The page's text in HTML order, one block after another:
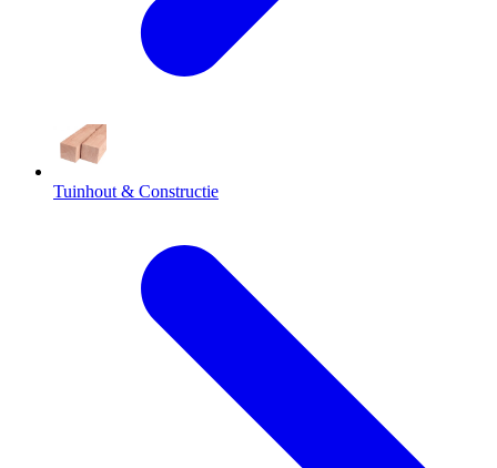
Tuinhout & Constructie